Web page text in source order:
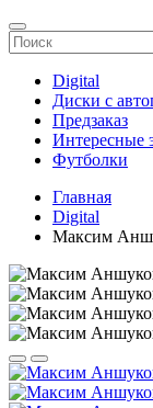
Digital
Диски с
Предзаказ
Интересные
Футболки
Главная
Digital
Максим